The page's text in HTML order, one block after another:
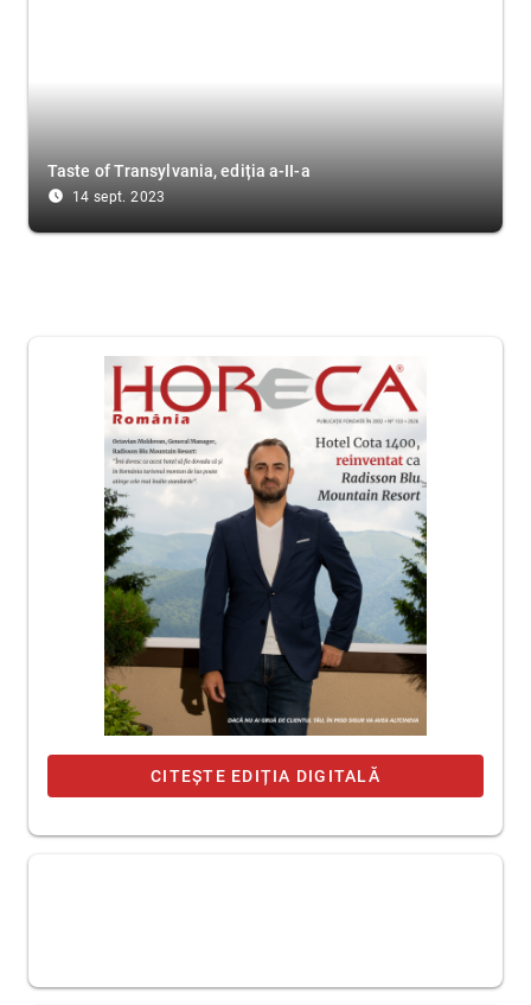
Taste of Transylvania, ediția a-II-a
access_time_filled 14 sept. 2023
CITEȘTE EDIȚIA DIGITALĂ